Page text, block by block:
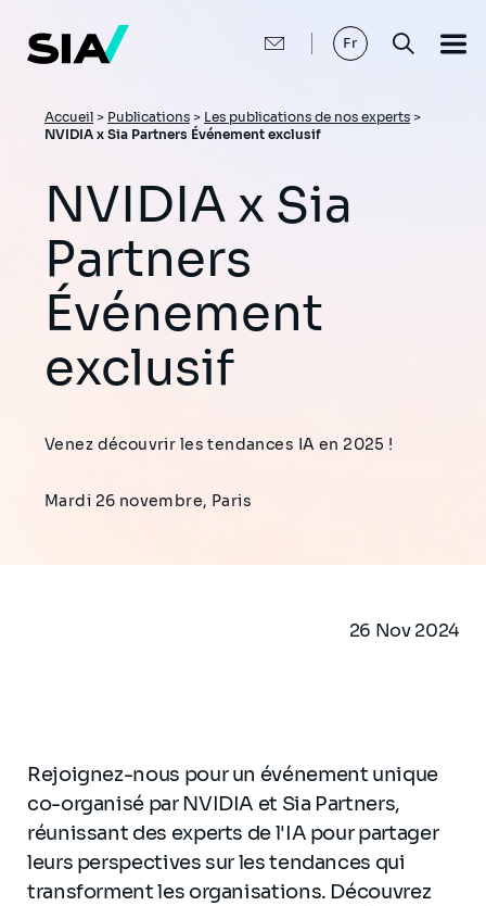
contenu
principal
Fr
Fil
Accueil > Publications > Les publications de nos experts >
NVIDIA x Sia Partners Événement exclusif
NVIDIA x Sia
Partners
Événement
exclusif
Venez découvrir les tendances IA en 2025 !
Mardi 26 novembre, Paris
26 Nov 2024
Rejoignez-nous pour un événement unique
co-organisé par NVIDIA et Sia Partners,
réunissant des experts de l'IA pour partager
leurs perspectives sur les tendances qui
transforment les organisations. Découvrez